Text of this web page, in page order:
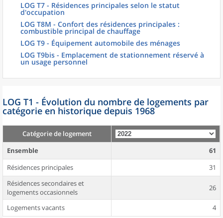
LOG T7 - Résidences principales selon le statut
d'occupation
LOG T8M - Confort des résidences principales :
combustible principal de chauffage
LOG T9 - Équipement automobile des ménages
LOG T9bis - Emplacement de stationnement réservé à
un usage personnel
LOG T1 - Évolution du nombre de logements par
catégorie en historique depuis 1968
Catégorie de logement
Ensemble
61
Résidences principales
31
Résidences secondaires et
logements occasionnels
26
Logements vacants
4